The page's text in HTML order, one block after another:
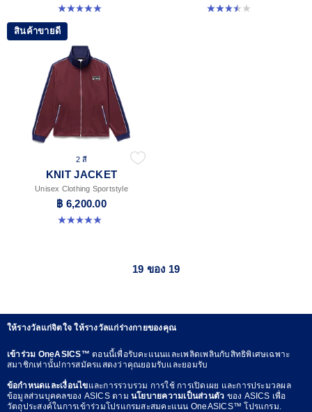
5.0 จาก 5 ดาว 6 รีวิว 3.5 จาก 5 ดาว 2 รีวิว
สินค้าขายดี
2 สี
KNIT JACKET
Unisex Clothing Sportstyle
฿ 6,200.00
5.0 จาก 5 ดาว 1 รีวิว
19 ของ 19
ให้รางวัลแก่จิตใจ ให้รางวัลแก่ร่างกายของคุณ
เข้าร่วม OneASICS™ตอนนี้เพื่อรับคะแนนและเพลิดเพลินกับสิทธิพิเศษเฉพาะ
สมาชิกเท่านั้น!การสมัครแสดงว่าคุณยอมรับและยอมรับ
ข้อกำหนดและเงื่อนไขและการรวบรวม การใช้ การเปิดเผย และการประมวลผล
ข้อมูลส่วนบุคคลของ ASICS ตาม นโยบายความเป็นส่วนตัว ของ ASICS เพื่อ
วัตถุประสงค์ในการเข้าร่วมโปรแกรมสะสมคะแนน OneASICS™ โปรแกรม.